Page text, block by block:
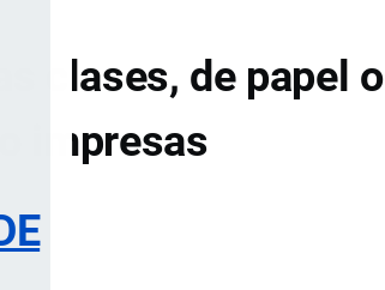
clases, de papel o
impresas